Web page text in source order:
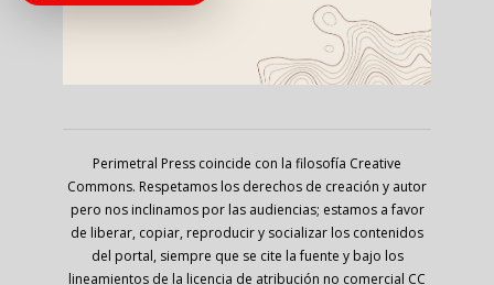
Perimetral Press coincide con la filosofía Creative
Commons. Respetamos los derechos de creación y autor
pero nos inclinamos por las audiencias; estamos a favor
de liberar, copiar, reproducir y socializar los contenidos
del portal, siempre que se cite la fuente y bajo los
lineamientos de la licencia de atribución no comercial CC